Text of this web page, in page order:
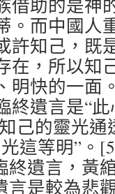
借助的是神
。而中國人
許知己，既
在，所以知
明快的一面
終遺言是“
己的靈光
這等明”。
終遺言，黃
言是較為悲